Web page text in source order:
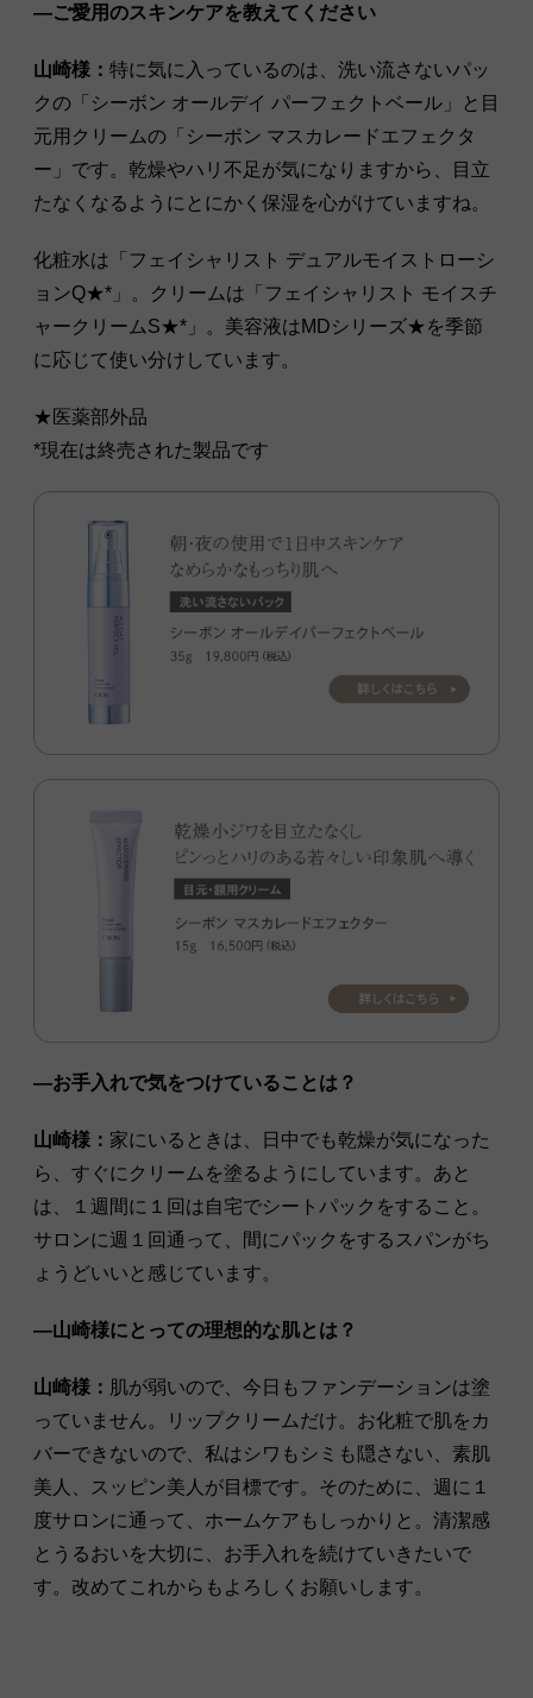
―ご愛用のスキンケアを教えてください
山崎様： 特に気に入っているのは、洗い流さないパッ
クの「シーボン オールデイ パーフェクトベール」と目
元用クリームの「シーボン マスカレードエフェクタ
ー」です。乾燥やハリ不足が気になりますから、目立
たなくなるようにとにかく保湿を心がけていますね。
化粧水は「フェイシャリスト デュアルモイストローシ
ョンQ★*」。クリームは「フェイシャリスト モイスチ
ャークリームS★*」。美容液はMDシリーズ★を季節
に応じて使い分けしています。
★医薬部外品
*現在は終売された製品です
―お手入れで気をつけていることは？
山崎様： 家にいるときは、日中でも乾燥が気になった
ら、すぐにクリームを塗るようにしています。あと
は、１週間に１回は自宅でシートパックをすること。
サロンに週１回通って、間にパックをするスパンがち
ょうどいいと感じています。
―山崎様にとっての理想的な肌とは？
山崎様： 肌が弱いので、今日もファンデーションは塗
っていません。リップクリームだけ。お化粧で肌をカ
バーできないので、私はシワもシミも隠さない、素肌
美人、スッピン美人が目標です。そのために、週に１
度サロンに通って、ホームケアもしっかりと。清潔感
とうるおいを大切に、お手入れを続けていきたいで
す。改めてこれからもよろしくお願いします。